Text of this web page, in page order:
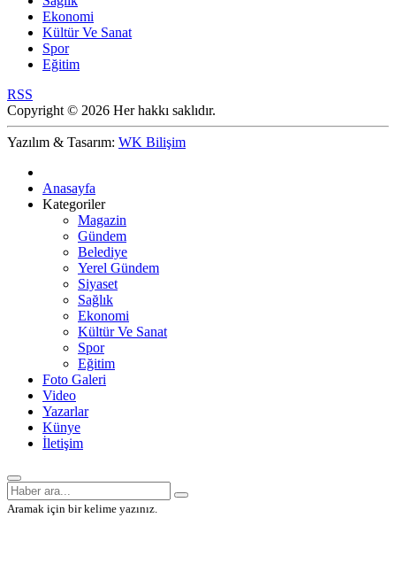
Ekonomi
Kültür Ve Sanat
Spor
Eğitim
RSS
Copyright © 2026 Her hakkı saklıdır.
Yazılım & Tasarım: WK Bilişim
Anasayfa
Kategoriler
Magazin
Gündem
Belediye
Yerel Gündem
Siyaset
Sağlık
Ekonomi
Kültür Ve Sanat
Spor
Eğitim
Foto Galeri
Video
Yazarlar
Künye
İletişim
Aramak için bir kelime yazınız.